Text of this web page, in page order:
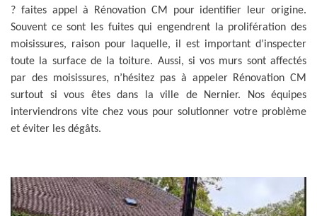
? faites appel à Rénovation CM pour identifier leur origine.
Souvent ce sont les fuites qui engendrent la prolifération des
moisissures, raison pour laquelle, il est important d’inspecter
toute la surface de la toiture. Aussi, si vos murs sont affectés
par des moisissures, n’hésitez pas à appeler Rénovation CM
surtout si vous êtes dans la ville de Nernier. Nos équipes
interviendrons vite chez vous pour solutionner votre problème
et éviter les dégâts.